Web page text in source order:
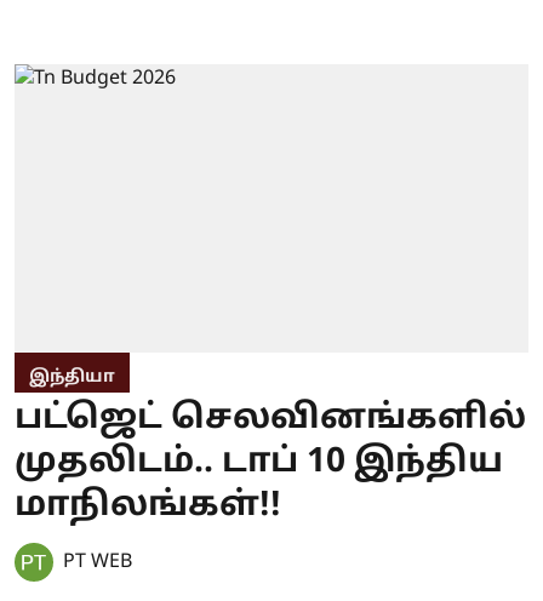
இந்தியா
பட்ஜெட் செலவினங்களில்
முதலிடம்.. டாப் 10 இந்திய
மாநிலங்கள்!!
PT WEB